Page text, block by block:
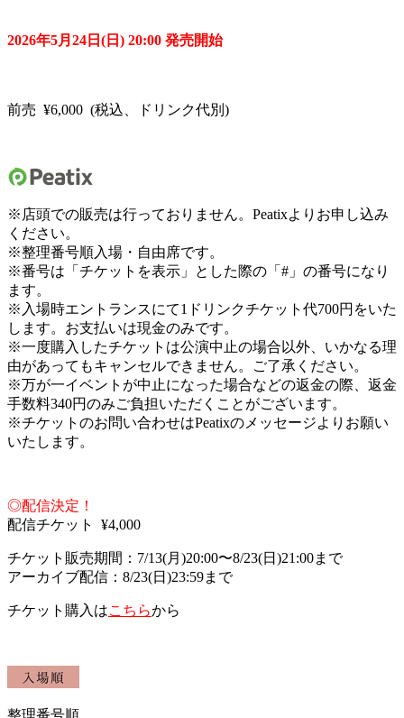
2026年5月24日(日) 20:00 発売開始
前売 ¥6,000 (税込、ドリンク代別)
※店頭での販売は行っておりません。Peatixよりお申し込み
ください。
※整理番号順入場・自由席です。
※番号は「チケットを表示」とした際の「 # 」の番号になり
ます。
※入場時エントランスにて1ドリンクチケット代700円をいた
します。お支払いは現金のみです。
※一度購入したチケットは公演中止の場合以外、いかなる理
由があってもキャンセルできません。ご了承ください。
※万が一イベントが中止になった場合などの返金の際、 返金
手数料340円のみご負担いただくことがございます。
※チケットのお問い合わせはPeatixのメッセージよりお願い
いたします。
◎配信決定！
配信チケット ¥4,000
チケット販売期間：7/13(月)20:00〜8/23(日)21:00まで
アーカイブ配信：8/23(日)23:59まで
チケット購入はこちらから
整理番号順